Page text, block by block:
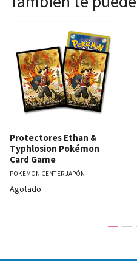
Protectores Ethan &
Typhlosion Pokémon
Card Game
POKEMON CENTER JAPÓN
Agotado